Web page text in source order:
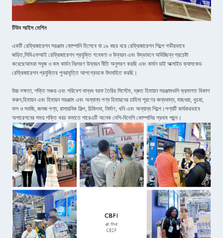
টিউব আইস মেশিন
একটি রেফ্রিজারেশন সরঞ্জাম কোম্পানি হিসেবে যা ১৯ বছর ধরে রেফ্রিজারেশন শিল্পে গভীরভাবে
জড়িত,সিবিএফআই রেফ্রিজারেশন প্রযুক্তি গবেষণা ও উন্নয়ন এবং উদ্ভাবনে অবিচ্ছিন্ন প্রচেষ্টা
করেছেআমরা সবুজ ও কম কার্বন নিঃসরণ উন্নয়ন নীতি অনুসরণ করছি এবং কার্বন ডাই অক্সাইড ক্যাসকেড
রেফ্রিজারেশন প্রযুক্তির পুনরাবৃত্তি আপগ্রেডকে উৎসাহিত করছি।
উচ্চ দক্ষতা, শক্তি সঞ্চয় এবং পরিবেশ বান্ধব বরফ তৈরির সিস্টেম, দ্রুত হিমায়ন সরঞ্জামগুলি ক্রমাগত বিকাশ
করুন,হিমায়ন এবং হিমায়ন সরঞ্জাম এবং অন্যান্য পণ্য হিমায়নের চাহিদা পূরণের জন্যখাদ্য, মাছধরা, খুচরা,
ফল ও সবজি, জলজ পণ্য, রাসায়নিক শিল্প, চিকিৎসা, নির্মাণ, খনি এবং অন্যান্য শিল্পে।পণ্যটি কার্যকরভাবে
অপারেশনের সময় শক্তি খরচ কমাতে পারেএটি অনেক দেশি-বিদেশি কোম্পানির প্রথম পছন্দ।